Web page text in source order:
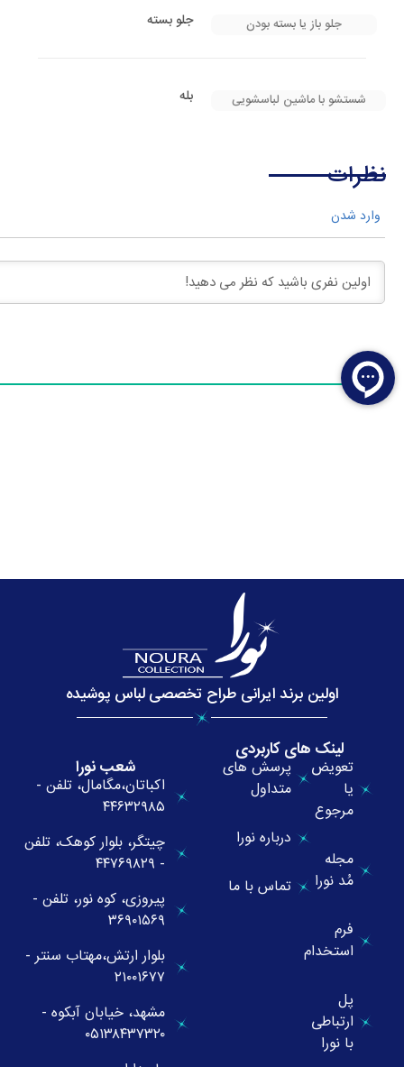
جلو باز یا بسته بودن جلو بسته
شستشو با ماشین لباسشویی بله
نظرات
وارد شدن
اولین برند ایرانی طراح تخصصی لباس پوشیده
لینک های کاربردی
تعویض
یا
مرجوع
مجله
مُد نورا
فرم
استخدام
پل
ارتباطی
با نورا
پرسش های
متداول
درباره نورا
تماس با ما
شعب نورا
اکباتان،مگامال، تلفن -
۴۴۶۳۲۹۸۵
چیتگر، بلوار کوهک، تلفن
- ۴۴۷۶۹۸۲۹
پیروزی، کوه نور، تلفن -
۳۶۹۰۱۵۶۹
بلوار ارتش،مهتاب سنتر -
۲۱۰۰۱۶۷۷
مشهد، خیابان آبکوه -
۰۵۱۳۸۴۳۷۳۲۰